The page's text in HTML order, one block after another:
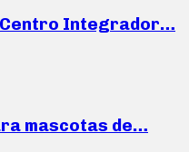
Centro Integrador…
mascotas de…